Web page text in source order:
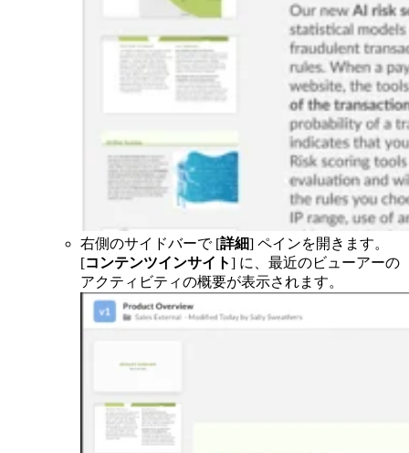
右側のサイドバーで [詳細] ペインを開きます。
[コンテンツインサイト] に、最近のビューアーの
アクティビティの概要が表示されます。